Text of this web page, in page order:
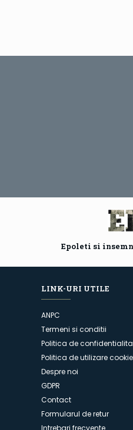
Epoleti si
LINK-URI UTILE
ANPC
Termeni si conditii
Politica de
Politica de utilizare
Despre noi
GDPR
Contact
Formularul de retur
Intrebari frecvente